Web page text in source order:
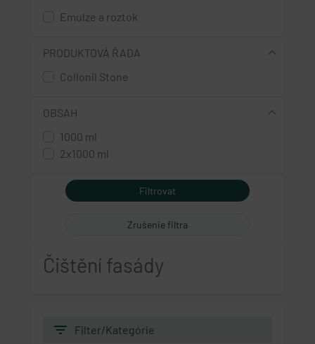
Emulze a roztok
PRODUKTOVÁ ŘADA
Collonil Stone
OBSAH
1000 ml
2x1000 ml
Zrušenie filtra
Čištění fasády
filter_list Filter/Kategórie